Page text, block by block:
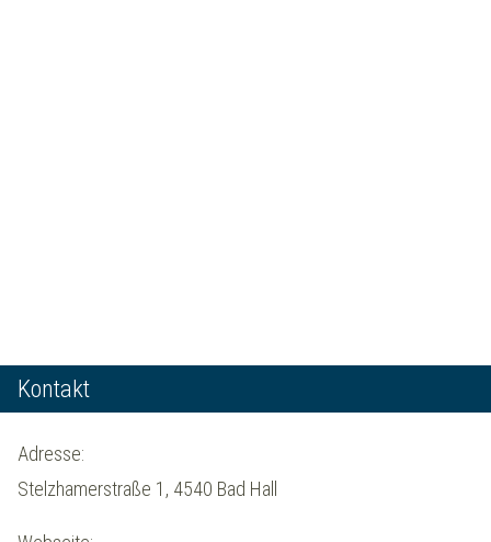
Kontakt
Adresse:
Stelzhamerstraße 1, 4540 Bad Hall